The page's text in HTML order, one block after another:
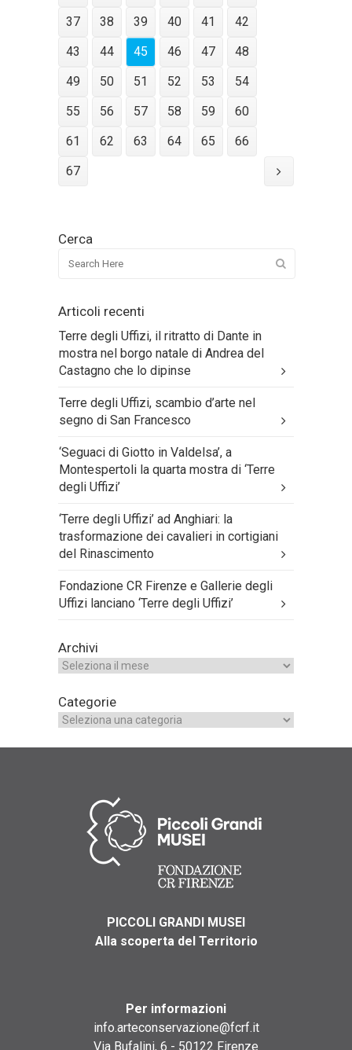
37
38 39 40 41
42
43
44 45 46 47
48
49
50 51 52 53
54
55
56 57 58 59
60
61
62 63 64 65
66
67
Cerca
Articoli recenti
Terre degli Uffizi, il ritratto di Dante in
mostra nel borgo natale di Andrea del
Castagno che lo dipinse
Terre degli Uffizi, scambio d’arte nel
segno di San Francesco
‘Seguaci di Giotto in Valdelsa’, a
Montespertoli la quarta mostra di ‘Terre
degli Uffizi’
‘Terre degli Uffizi’ ad Anghiari: la
trasformazione dei cavalieri in cortigiani
del Rinascimento
Fondazione CR Firenze e Gallerie degli
Uffizi lanciano ‘Terre degli Uffizi’
Archivi
Categorie
PICCOLI GRANDI MUSEI
Alla scoperta del Territorio
Per informazioni
info.arteconservazione@fcrf.it
Via Bufalini, 6 - 50122 Firenze